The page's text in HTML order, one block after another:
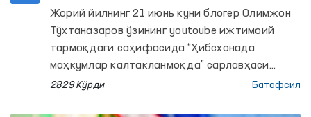
назоратига олинди
Жорий йилнинг 21 июнь куни блогер Олимжон
Тўхтаназаров ўзининг youtoube ижтимоий
тармоқдаги саҳифасида “Ҳибсхонада
маҳкумлар калтакланмоқда” сарлавҳаси
остида видеомурожаат қолдирди.
2829 Кўрди Батафсил